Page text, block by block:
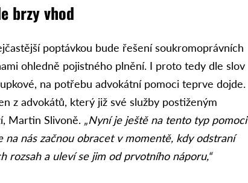
brzy vhod
poptávkou bude řešení soukromoprávních
ohledně pojistného plnění. I proto tedy dle slov
na potřebu advokátní pomoci teprve dojde.
z advokátů, který již své služby postiženým
Martin Slivoně. „Nyní je ještě na tento typ pomoci
na nás začnou obracet v momentě, kdy odstraní
rozsah a uleví se jim od prvotního náporu,“